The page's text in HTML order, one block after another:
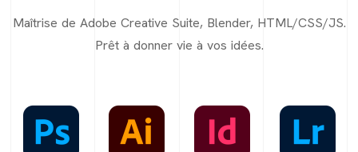
Maîtrise de Adobe Creative Suite, Blender, HTML/CSS/JS.
Prêt à donner vie à vos idées.